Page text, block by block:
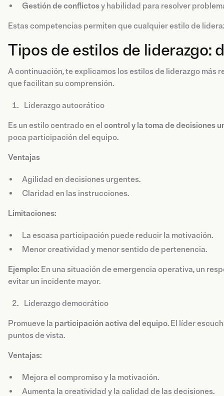
Gestión de conflictosy habilidad para resolver
Estas competencias permiten que cualquier estilo de
Tipos de estilos de liderazgo:
A continuación, te explicamos los estilos de liderazgo
que facilitan su comprensión.
Liderazgo autocrático
Es un estilo centrado en el control y la toma de decisiones
poca participación del equipo.
Ventajas
Agilidad en decisiones urgentes.
Claridad en las instrucciones.
Limitaciones:
La escasa participación puede reducir la motivación.
Menor creatividad y menor sentido de pertenencia.
Ejemplo: En una situación de emergencia operativa, un
evitar un incidente mayor.
Liderazgo democrático
Promueve la participación activa del equipo. El líder
puntos de vista.
Ventajas:
Mejora el compromiso y la motivación.
Aumenta la creatividad y la calidad de las decisiones.